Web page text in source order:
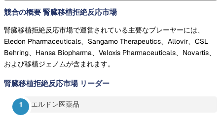
競合の概要 腎臓移植拒絶反応市場
腎臓移植拒絶反応市場で運営されている主要なプレーヤーには、
Eledon Pharmaceuticals、Sangamo Therapeutics、Allovir、CSL
Behring、Hansa Biopharma、Veloxis Pharmaceuticals、Novartis、
および移植ジェノムが含まれます。
腎臓移植拒絶反応市場 リーダー
エルドン医薬品